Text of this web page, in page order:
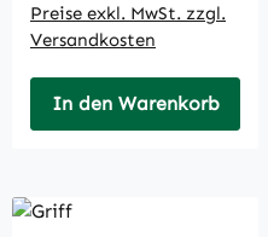
Preise exkl. MwSt. zzgl.
Versandkosten
In den Warenkorb